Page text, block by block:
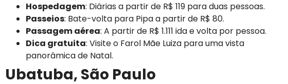
Hospedagem: Diárias a partir de R$ 119 para duas pessoas.
Passeios: Bate-volta para Pipa a partir de R$ 80.
Passagem aérea: A partir de R$ 1.111 ida e volta por pessoa.
Dica gratuita: Visite o Farol Mãe Luiza para uma vista
panorâmica de Natal.
Ubatuba, São Paulo